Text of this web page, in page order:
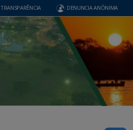
TRANSPARÊNCIA DENUNCIA ANÔNIMA